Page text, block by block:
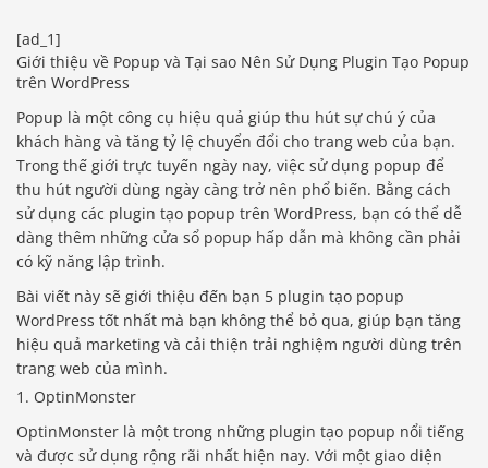
[ad_1]
Giới thiệu về Popup và Tại sao Nên Sử Dụng Plugin Tạo Popup
trên WordPress
Popup là một công cụ hiệu quả giúp thu hút sự chú ý của
khách hàng và tăng tỷ lệ chuyển đổi cho trang web của bạn.
Trong thế giới trực tuyến ngày nay, việc sử dụng popup để
thu hút người dùng ngày càng trở nên phổ biến. Bằng cách
sử dụng các plugin tạo popup trên WordPress, bạn có thể dễ
dàng thêm những cửa sổ popup hấp dẫn mà không cần phải
có kỹ năng lập trình.
Bài viết này sẽ giới thiệu đến bạn 5 plugin tạo popup
WordPress tốt nhất mà bạn không thể bỏ qua, giúp bạn tăng
hiệu quả marketing và cải thiện trải nghiệm người dùng trên
trang web của mình.
1. OptinMonster
OptinMonster là một trong những plugin tạo popup nổi tiếng
và được sử dụng rộng rãi nhất hiện nay. Với một giao diện